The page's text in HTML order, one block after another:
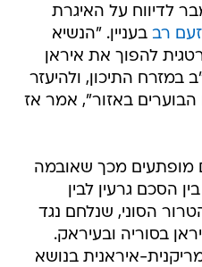
לדיווח על האיגרת
זעם רב בעניין. "הנשיא
להפוך את איראן
התיכון, ולהיעזר
באזור", אמר אז
מופתעים מכך שאובמה
הסכם גרעין לבין
הסוני, שנלחם נגד
בסוריה ובעיראק.
איראנית בנושא